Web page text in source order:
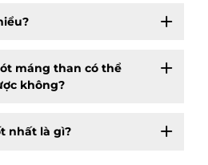
máng than có thể
không?
nhất là gì?